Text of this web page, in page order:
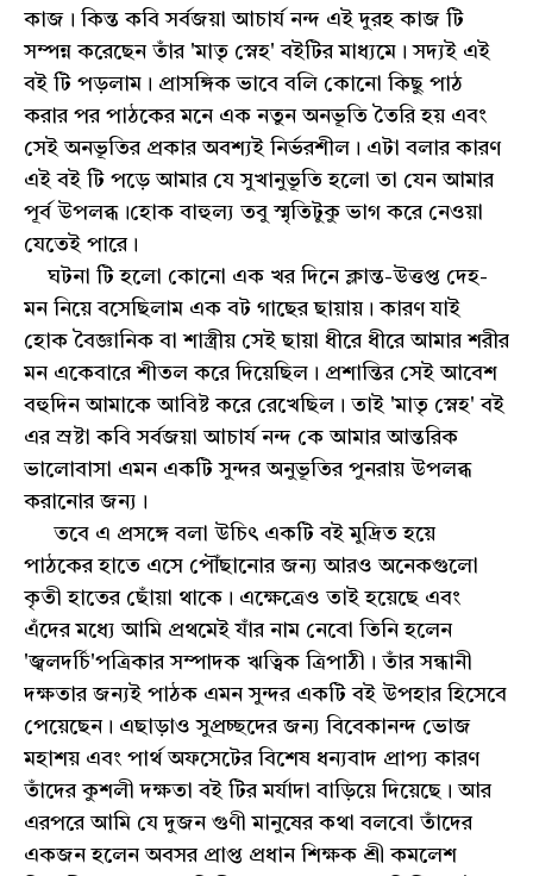
কাজ। কিন্ত কবি সর্বজয়া আচার্য নন্দ এই দুরহ কাজ টি
সম্পন্ন করেছেন তাঁর 'মাতৃ স্নেহ' বইটির মাধ্যমে। সদ্যই এই
বই টি পড়লাম। প্রাসঙ্গিক ভাবে বলি কোনো কিছু পাঠ
করার পর পাঠকের মনে এক নতুন অনভূতি তৈরি হয় এবং
সেই অনভূতির প্রকার অবশ্যই নির্ভরশীল। এটা বলার কারণ
এই বই টি পড়ে আমার যে সুখানুভূতি হলো তা যেন আমার
পূর্ব উপলব্ধ।হোক বাহুল্য তবু স্মৃতিটুকু ভাগ করে নেওয়া
যেতেই পারে।
ঘটনা টি হলো কোনো এক খর দিনে ক্লান্ত-উত্তপ্ত দেহ-
মন নিয়ে বসেছিলাম এক বট গাছের ছায়ায়। কারণ যাই
হোক বৈজ্ঞানিক বা শাস্ত্রীয় সেই ছায়া ধীরে ধীরে আমার শরীর
মন একেবারে শীতল করে দিয়েছিল। প্রশান্তির সেই আবেশ
বহুদিন আমাকে আবিষ্ট করে রেখেছিল। তাই 'মাতৃ স্নেহ' বই
এর স্রষ্টা কবি সর্বজয়া আচার্য নন্দ কে আমার আন্তরিক
ভালোবাসা এমন একটি সুন্দর অনুভূতির পুনরায় উপলব্ধ
করানোর জন্য।
তবে এ প্রসঙ্গে বলা উচিৎ একটি বই মুদ্রিত হয়ে
পাঠকের হাতে এসে পৌঁছানোর জন্য আরও অনেকগুলো
কৃতী হাতের ছোঁয়া থাকে। এক্ষেত্রেও তাই হয়েছে এবং
এঁদের মধ্যে আমি প্রথমেই যাঁর নাম নেবো তিনি হলেন
'জ্বলদর্চি'পত্রিকার সম্পাদক ঋত্বিক ত্রিপাঠী। তাঁর সন্ধানী
দক্ষতার জন্যই পাঠক এমন সুন্দর একটি বই উপহার হিসেবে
পেয়েছেন। এছাড়াও সুপ্রচ্ছদের জন্য বিবেকানন্দ ভোজ
মহাশয় এবং পার্থ অফসেটের বিশেষ ধন্যবাদ প্রাপ্য কারণ
তাঁদের কুশলী দক্ষতা বই টির মর্যাদা বাড়িয়ে দিয়েছে। আর
এরপরে আমি যে দুজন গুণী মানুষের কথা বলবো তাঁদের
একজন হলেন অবসর প্রাপ্ত প্রধান শিক্ষক শ্রী কমলেশ